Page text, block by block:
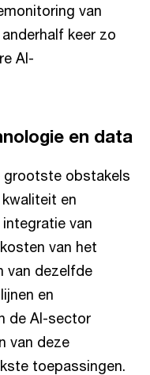
van
keer zo
AI-
en data
grootste obstakels
en
van
van het
van dezelfde
en
de AI-sector
van deze
toepassingen.